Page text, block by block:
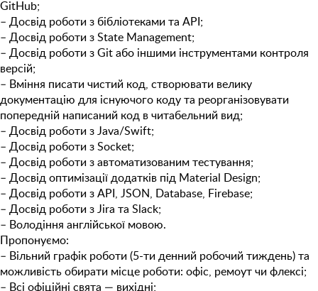
GitHub;
– Досвід роботи з бібліотеками та API;
– Досвід роботи з State Management;
– Досвід роботи з Git або іншими інструментами контроля
версій;
– Вміння писати чистий код, створювати велику
документацію для існуючого коду та реорганізовувати
попередній написаний код в читабельний вид;
– Досвід роботи з Java/Swift;
– Досвід роботи з Socket;
– Досвід роботи з автоматизованим тестування;
– Досвід оптимізації додатків під Material Design;
– Досвід роботи з API, JSON, Database, Firebase;
– Досвід роботи з Jira та Slack;
– Володіння англійської мовою.
Пропонуємо:
– Вільний графік роботи (5-ти денний робочий тиждень) та
можливість обирати місце роботи: офіс, ремоут чи флексі;
– Всі офіційні свята — вихідні;